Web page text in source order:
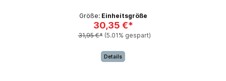
Größe: Einheitsgröße
30,35 €*
31,95 €* (5.01% gespart)
Details